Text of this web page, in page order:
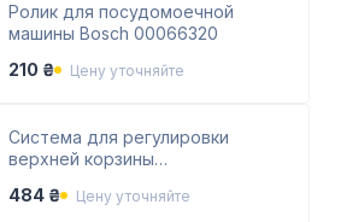
Ролик для посудомоечной
машины Bosch 00066320
210 ₴
Цену уточняйте
Система для регулировки
верхней корзины
Electrolux 1527359325
484 ₴ Цену уточняйте